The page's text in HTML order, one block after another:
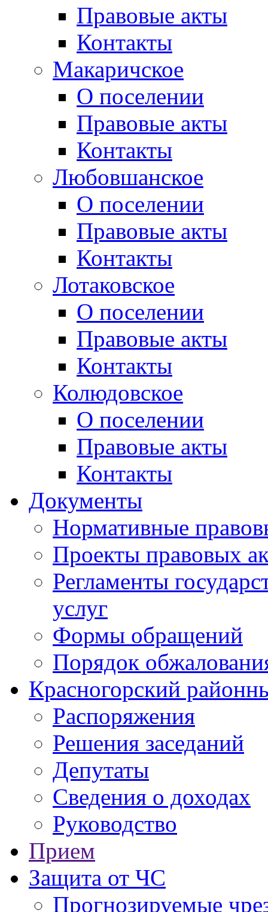
Правовые акты
Контакты
Макаричское
О поселении
Правовые акты
Контакты
Любовшанское
О поселении
Правовые акты
Контакты
Лотаковское
О поселении
Правовые акты
Контакты
Колюдовское
О поселении
Правовые акты
Контакты
Документы
Нормативные
Проекты правовых
Регламенты
услуг
Формы обращений
Порядок
Красногорский
Распоряжения
Решения заседаний
Депутаты
Сведения о доходах
Руководство
Прием
Защита от ЧС
Прогнозируемые